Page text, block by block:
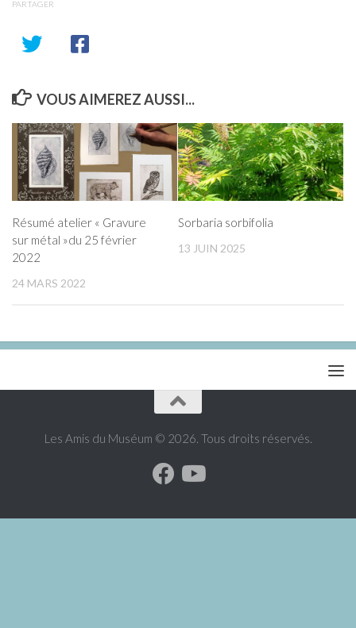
PARTAGER
VOUS AIMEREZ AUSSI...
Résumé atelier « Gravure
sur métal »du 25 février
2022
24 MARS 2022
Sorbaria sorbifolia
13 JUIN 2025
Les Amis du Muséum © 2026. Tous droits réservés.